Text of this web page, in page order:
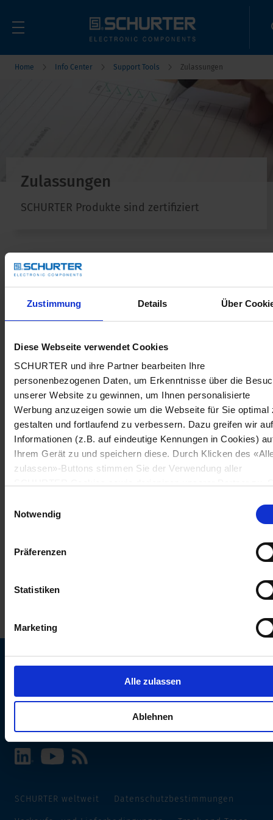
Zustimmung Details Über
Diese Webseite verwendet Cookies
SCHURTER und ihre Partner bearbeiten Ihre
personenbezogenen Daten, um Erkenntnisse über die
unserer Website zu gewinnen, um Ihnen personalisierte
Werbung anzuzeigen sowie um die Webseite für Sie optimal
gestalten und fortlaufend zu verbessern. Dazu greifen wir auf
Informationen (z.B. auf eindeutige Kennungen in Cookies)
Ihrem Gerät zu und speichern diese. Durch Klicken des
zulassen»-Buttons stimmen Sie der Verwendung aller
«Cookie-Einstellungen verwalten» am Seitenende klicken.
Einstellungen werden unseren Partnern gemeldet und haben
keinen Einfluss auf die Browserdaten. Weitere Informationen
erhalten Sie in unserer
Notwendig
Präferenzen
Statistiken
Marketing
Alle zulassen
Ablehnen
Home Info Center Support Tools Zulassungen
Zulassungen
SCHURTER Produkte sind zertifiziert
SCHURTER Webseite und Sprache wählen
SCHURTER weltweit Datenschutzbestimmungen